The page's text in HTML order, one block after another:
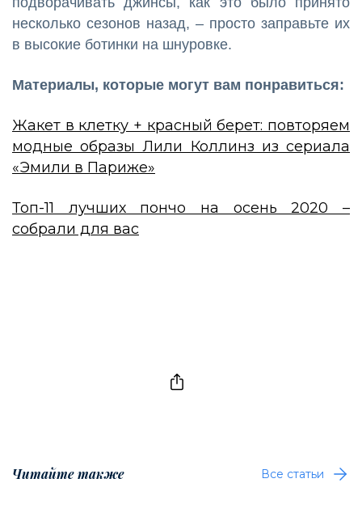
несколько сезонов назад, – просто заправьте их
в высокие ботинки на шнуровке.
Материалы, которые могут вам понравиться:
Жакет в клетку + красный берет: повторяем
модные образы Лили Коллинз из сериала
«Эмили в Париже»
Топ-11 лучших пончо на осень 2020 –
собрали для вас
Читайте также Все статьи